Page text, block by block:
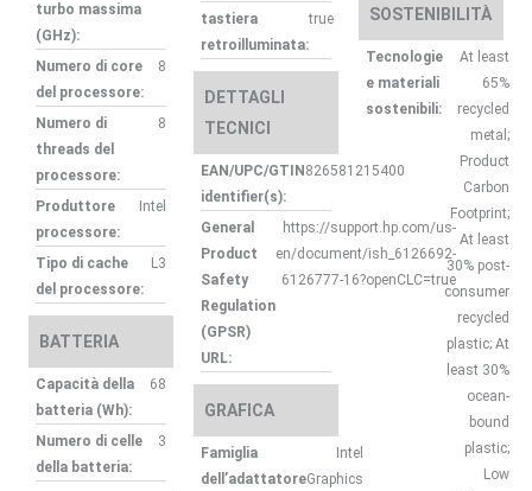
turbo massima
(GHz):
Numero di core
del processore:
8
Numero di
threads del
processore:
8
Produttore
processore:
Intel
Tipo di cache
del processore:
L3
BATTERIA
Capacità della
batteria (Wh):
68
Numero di celle
della batteria:
3
tastiera
retroilluminata:
true
DETTAGLI
TECNICI
EAN/UPC/GTIN
identifier(s):
826581215400
General
Product
Safety
Regulation
(GPSR)
URL:
https://support.hp.com/us-
en/document/ish_6126692-
6126777-16?openCLC=true
GRAFICA
Famiglia
dell’adattatore
Intel
Graphics
SOSTENIBILITÀ
Tecnologie
e materiali
sostenibili:
At least
65%
recycled
metal;
Product
Carbon
Footprint;
At least
30% post-
consumer
recycled
plastic; At
least 30%
ocean-
bound
plastic;
Low